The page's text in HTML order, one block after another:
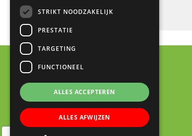
STRIKT NOODZAKELIJK
PRESTATIE
TARGETING
FUNCTIONEEL
ALLES ACCEPTEREN
ALLES AFWIJZEN